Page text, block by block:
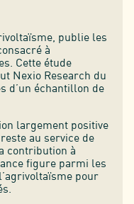
publie les
à
Cette étude
Nexio Research du
d’un échantillon de
largement positive
au service de
contribution à
figure parmi les
pour